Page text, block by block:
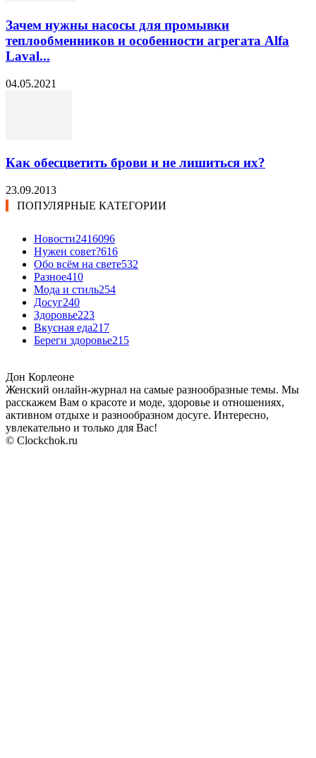
Зачем нужны насосы для промывки
теплообменников и особенности агрегата Alfa
Laval...
04.05.2021
Как обесцветить брови и не лишиться их?
23.09.2013
ПОПУЛЯРНЫЕ КАТЕГОРИИ
Новости2416096
Нужен совет?616
Обо всём на свете532
Разное410
Мода и стиль254
Досуг240
Здоровье223
Вкусная еда217
Береги здоровье215
Дон Корлеоне
Женский онлайн-журнал на самые разнообразные темы. Мы
расскажем Вам о красоте и моде, здоровье и отношениях,
активном отдыхе и разнообразном досуге. Интересно,
увлекательно и только для Вас!
© Clockchok.ru